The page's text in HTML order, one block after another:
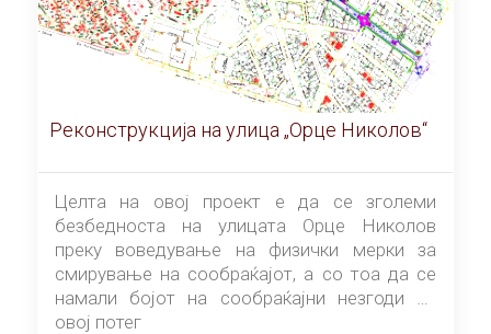
Реконструкција на улица „Орце Николов“
Целта на овој проект е да се зголеми
безбедноста на улицата Орце Николов
преку воведување на физички мерки за
смирување на сообраќајот, а со тоа да се
намали бојот на сообраќајни незгоди на
овој потег